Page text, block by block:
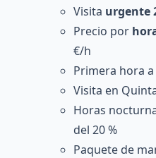
Visita urgente
Precio por
€/h
Primera hora
Visita en
Horas
del 20 %
Paquete de